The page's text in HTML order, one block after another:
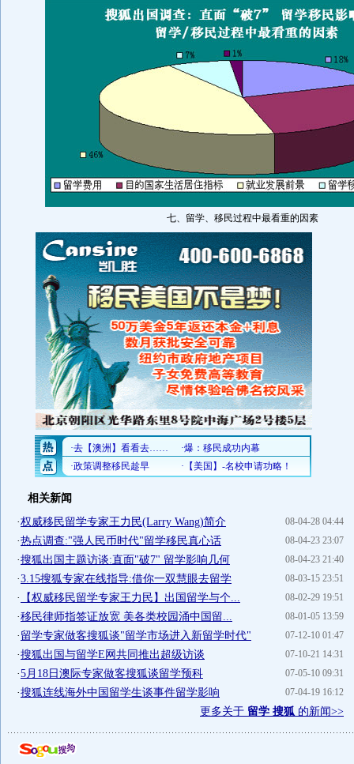
七、留学、移民过程中最看重的因素
相关新闻
08-04-28 04:44
·权威移民留学专家王力民(Larry Wang)简介
08-04-23 23:07
·热点调查:"强人民币时代"留学移民真心话
08-04-23 21:40
·搜狐出国主题访谈:直面"破7" 留学影响几何
08-03-15 23:51
·3.15搜狐专家在线指导:借你一双慧眼去留学
08-02-29 19:51
· 【权威移民留学专家王力民】出国留学与个...
08-01-05 13:59
·移民律师指签证放宽 美各类校园涌中国留...
07-12-10 01:47
·留学专家做客搜狐谈"留学市场进入新留学时代"
07-10-21 14:31
·搜狐出国与留学E网共同推出超级访谈
07-05-10 09:31
·5月18日澳际专家做客搜狐谈留学预科
07-04-19 16:12
·搜狐连线海外中国留学生谈事件留学影响
更多关于 留学 搜狐 的新闻>>